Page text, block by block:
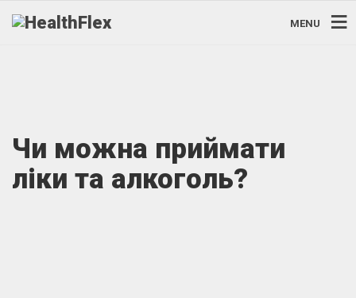
MENU
Чи можна приймати
ліки та алкоголь?